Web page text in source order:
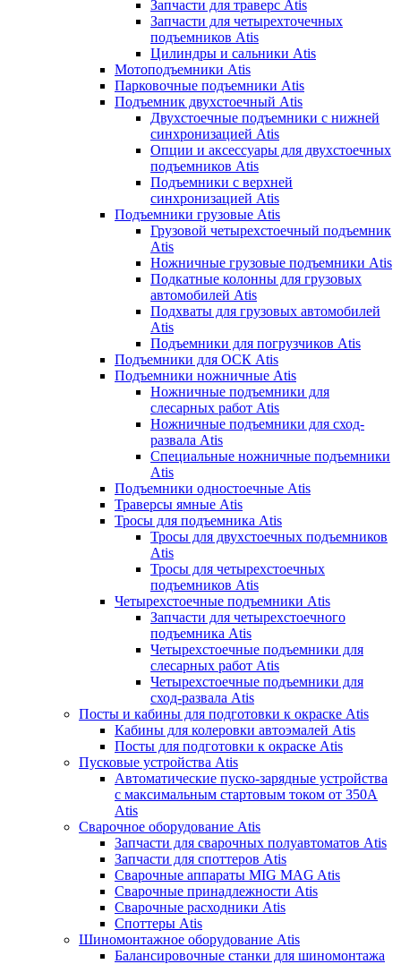
Запчасти для траверс Atis
Запчасти для четырехточечных
подъемников Atis
Цилиндры и сальники Atis
Мотоподъемники Atis
Парковочные подъемники Atis
Подъемник двухстоечный Atis
Двухстоечные подъемники с нижней
синхронизацией Atis
Опции и аксессуары для двухстоечных
подъемников Atis
Подъемники с верхней
синхронизацией Atis
Подъемники грузовые Atis
Грузовой четырехстоечный подъемник
Atis
Ножничные грузовые подъемники Atis
Подкатные колонны для грузовых
автомобилей Atis
Подхваты для грузовых автомобилей
Atis
Подъемники для погрузчиков Atis
Подъемники для ОСК Atis
Подъемники ножничные Atis
Ножничные подъемники для
слесарных работ Atis
Ножничные подъемники для сход-
развала Atis
Специальные ножничные подъемники
Atis
Подъемники одностоечные Atis
Траверсы ямные Atis
Тросы для подъемника Atis
Тросы для двухстоечных подъемников
Atis
Тросы для четырехстоечных
подъемников Atis
Четырехстоечные подъемники Atis
Запчасти для четырехстоечного
подъемника Atis
Четырехстоечные подъемники для
слесарных работ Atis
Четырехстоечные подъемники для
сход-развала Atis
Посты и кабины для подготовки к окраске Atis
Кабины для колеровки автоэмалей Atis
Посты для подготовки к окраске Atis
Пусковые устройства Atis
Автоматические пуско-зарядные устройства
с максимальным стартовым током от 350А
Atis
Сварочное оборудование Atis
Запчасти для сварочных полуавтоматов Atis
Запчасти для споттеров Atis
Сварочные аппараты MIG MAG Atis
Сварочные принадлежности Atis
Сварочные расходники Atis
Споттеры Atis
Шиномонтажное оборудование Atis
Балансировочные станки для шиномонтажа